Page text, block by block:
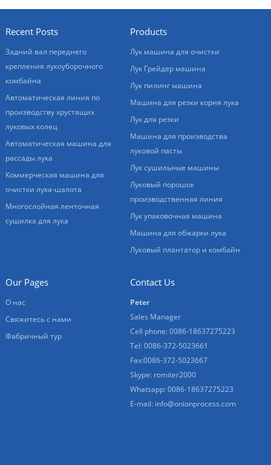
Recent Posts
Задний вал переднего
крепления лукоуборочного
комбайна
Автоматическая линия по
производству хрустящих
луковых колец
Автоматическая машина для
рассады лука
Коммерческая машина для
очистки лука-шалота
Многослойная ленточная
сушилка для лука
Products
Лук машина для очистки
Лук Грейдер машина
Лук пилинг машина
Машина для резки корня лука
Лук для резки
Машина для производства
луковой пасты
Лук сушильные машины
Луковый порошок
производственная линия
Лук упаковочная машина
Машина для обжарки лука
Луковый плантатор и комбайн
Our Pages
О нас
Свяжитесь с нами
Фабричный тур
Contact Us
Peter
Sales Manager
Cell phone: 0086-18637275223
Tel: 0086-372-5023661
Fax:0086-372-5023667
Skype: romiter2000
Whatsapp: 0086-18637275223
E-mail: info@onionprocess.com